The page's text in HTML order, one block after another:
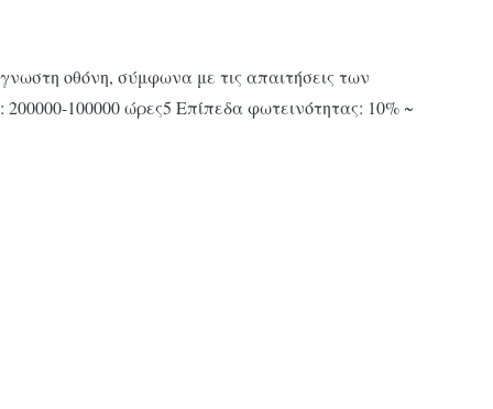
οθόνη, σύμφωνα με τις απαιτήσεις των
100000 ώρες5 Επίπεδα φωτεινότητας: 10% ~